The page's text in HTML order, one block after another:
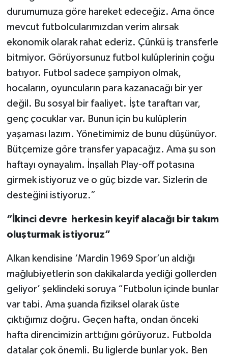
durumumuza göre hareket edeceğiz. Ama önce
mevcut futbolcularımızdan verim alırsak
ekonomik olarak rahat ederiz. Çünkü iş transferle
bitmiyor. Görüyorsunuz futbol kulüplerinin çoğu
batıyor. Futbol sadece şampiyon olmak,
hocaların, oyuncuların para kazanacağı bir yer
değil. Bu sosyal bir faaliyet. İşte taraftarı var,
genç çocuklar var. Bunun için bu kulüplerin
yaşaması lazım. Yönetimimiz de bunu düşünüyor.
Bütçemize göre transfer yapacağız. Ama şu son
haftayı oynayalım. İnşallah Play-off potasına
girmek istiyoruz ve o güç bizde var. Sizlerin de
desteğini istiyoruz.”
“İkinci devre herkesin keyif alacağı bir takım
oluşturmak istiyoruz”
Alkan kendisine ‘Mardin 1969 Spor’un aldığı
mağlubiyetlerin son dakikalarda yediği gollerden
geliyor’ şeklindeki soruya “Futbolun içinde bunlar
var tabi. Ama şuanda fiziksel olarak üste
çıktığımız doğru. Geçen hafta, ondan önceki
hafta direncimizin arttığını görüyoruz. Futbolda
datalar çok önemli. Bu liglerde bunlar yok. Ben